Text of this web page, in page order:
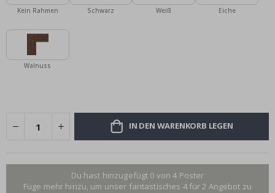
Kein Rahmen Schwarz Weiß Eiche
Walnuss
IN DEN WARENKORB LEGEN
Du hast hinzugefügt 0 von 4 Poster
Füge mehr hinzu, um unser fantastisches 4 für 2 Angebot zu